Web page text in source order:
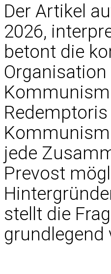
Der Artikel
2026,
betont die
jede
Prevost
stellt die
grundlegend